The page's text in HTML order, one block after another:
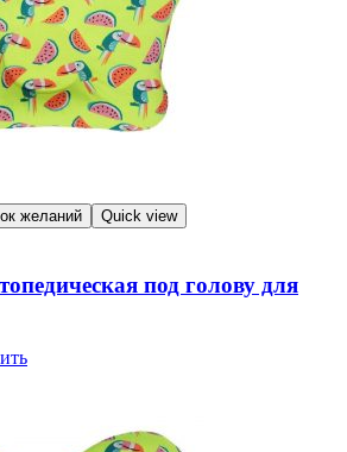
желаний Quick view
под голову для